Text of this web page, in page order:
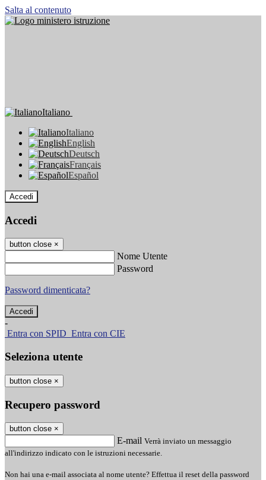
Salta al contenuto
Italiano
Italiano
English
Deutsch
Français
Español
Accedi
Accedi
button close ×
Nome Utente
Password
Password dimenticata?
-
Entra con SPID Entra con CIE
Seleziona utente
button close ×
Recupero password
button close ×
E-mail Verrà inviato un messaggio
all'indirizzo indicato con le istruzioni necessarie.
Non hai una e-mail associata al nome utente? Effettua il reset della password